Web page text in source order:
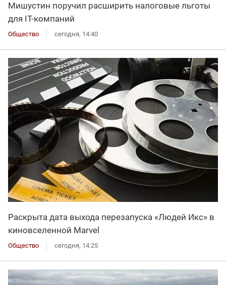
Мишустин поручил расширить налоговые льготы
для IT-компаний
Общество сегодня, 14:40
Раскрыта дата выхода перезапуска «Людей Икс» в
киновселенной Marvel
Общество сегодня, 14:25